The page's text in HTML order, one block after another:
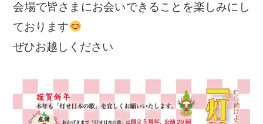
会場で皆さまにお会いできることを楽しみにし
ております
ぜひお越しください